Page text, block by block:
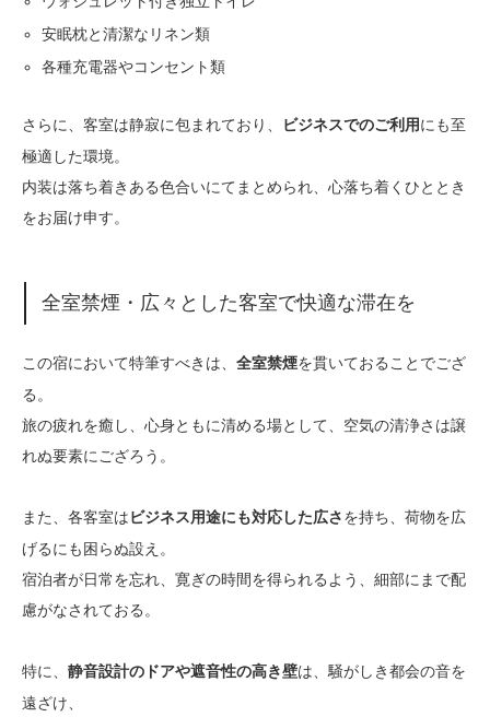
安眠枕と清潔なリネン類
各種充電器やコンセント類
さらに、客室は静寂に包まれており、 ビジネスでのご利用 にも至
極適した環境。
内装は落ち着きある色合いにてまとめられ、心落ち着くひととき
をお届け申す。
全室禁煙・広々とした客室で快適な滞在を
この宿において特筆すべきは、 全室禁煙を貫いておることでござ
る。
旅の疲れを癒し、心身ともに清める場として、空気の清浄さは譲
れぬ要素にござろう。
また、各客室は ビジネス用途にも対応した広さ を持ち、荷物を広
げるにも困らぬ設え。
宿泊者が日常を忘れ、寛ぎの時間を得られるよう、細部にまで配
慮がなされておる。
特に、 静音設計のドアや遮音性の高き壁は、騒がしき都会の音を
遠ざけ、